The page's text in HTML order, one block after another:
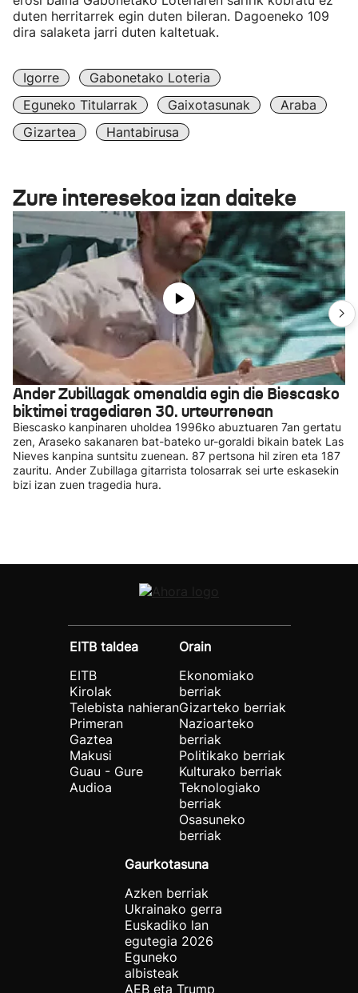
duten herritarrek egin duten bileran. Dagoeneko 109
dira salaketa jarri duten kaltetuak.
Igorre
Gabonetako Loteria
Eguneko Titularrak
Gaixotasunak
Araba
Gizartea
Hantabirusa
Zure interesekoa izan daiteke
Ander Zubillagak omenaldia egin die Biescasko
biktimei tragediaren 30. urteurrenean
Biescasko kanpinaren uholdea 1996ko abuztuaren 7an gertatu
zen, Araseko sakanaren bat-bateko ur-goraldi bikain batek Las
Nieves kanpina suntsitu zuenean. 87 pertsona hil ziren eta 187
zauritu. Ander Zubillaga gitarrista tolosarrak sei urte eskasekin
bizi izan zuen tragedia hura.
EITB taldea
EITB
Kirolak
Telebista nahieran
Primeran
Gaztea
Makusi
Guau - Gure
Audioa
Orain
Ekonomiako
berriak
Gizarteko berriak
Nazioarteko
berriak
Politikako berriak
Kulturako berriak
Teknologiako
berriak
Osasuneko
berriak
Gaurkotasuna
Azken berriak
Ukrainako gerra
Euskadiko lan
egutegia 2026
Eguneko
albisteak
AEB eta Trump